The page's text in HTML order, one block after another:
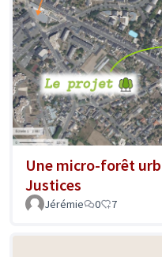
Une micro-forêt
Justices
Jérémie 0 7